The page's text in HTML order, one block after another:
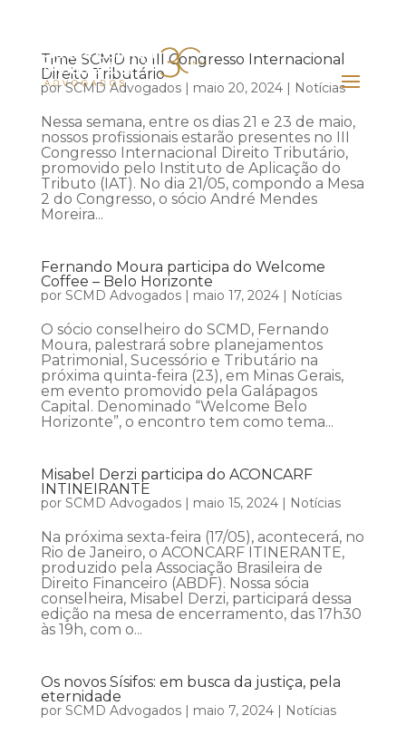
Time SCMD no III Congresso Internacional
Direito Tributário
porSCMD Advogados| maio 20, 2024| Notícias
Nessa semana, entre os dias 21 e 23 de maio,
nossos profissionais estarão presentes no III
Congresso Internacional Direito Tributário,
promovido pelo Instituto de Aplicação do
Tributo (IAT). No dia 21/05, compondo a Mesa
2 do Congresso, o sócio André Mendes
Moreira...
Fernando Moura participa do Welcome
Coffee – Belo Horizonte
por SCMD Advogados| maio 17, 2024| Notícias
O sócio conselheiro do SCMD, Fernando
Moura, palestrará sobre planejamentos
Patrimonial, Sucessório e Tributário na
próxima quinta-feira (23), em Minas Gerais,
em evento promovido pela Galápagos
Capital. Denominado “Welcome Belo
Horizonte”, o encontro tem como tema...
Misabel Derzi participa do ACONCARF
INTINEIRANTE
por SCMD Advogados| maio 15, 2024| Notícias
Na próxima sexta-feira (17/05), acontecerá, no
Rio de Janeiro, o ACONCARF ITINERANTE,
produzido pela Associação Brasileira de
Direito Financeiro (ABDF). Nossa sócia
conselheira, Misabel Derzi, participará dessa
edição na mesa de encerramento, das 17h30
às 19h, com o...
Os novos Sísifos: em busca da justiça, pela
eternidade
por SCMD Advogados| maio 7, 2024| Notícias